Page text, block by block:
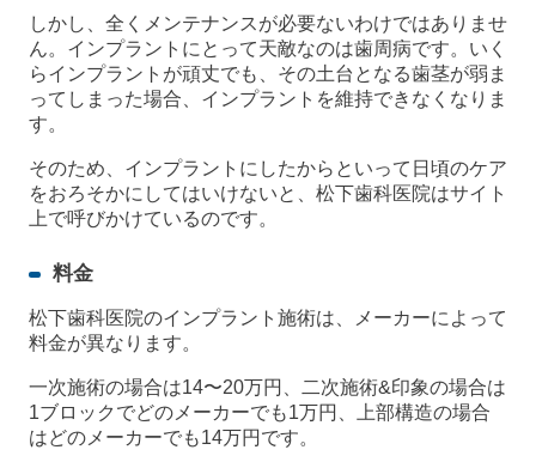
しかし、全くメンテナンスが必要ないわけではありませ
ん。インプラントにとって天敵なのは歯周病です。いく
らインプラントが頑丈でも、その土台となる歯茎が弱ま
ってしまった場合、インプラントを維持できなくなりま
す。
そのため、インプラントにしたからといって日頃のケア
をおろそかにしてはいけないと、松下歯科医院はサイト
上で呼びかけているのです。
料金
松下歯科医院のインプラント施術は、メーカーによって
料金が異なります。
一次施術の場合は14〜20万円、二次施術&印象の場合は
1ブロックでどのメーカーでも1万円、上部構造の場合
はどのメーカーでも14万円です。